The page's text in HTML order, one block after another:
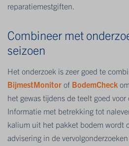
reparatiemestgiften.
Combineer met
seizoen
Het onderzoek is zeer goed te
BijmestMonitor of BodemCheck
het gewas tijdens de teelt goed voor
Informatie met betrekking tot
kalium uit het pakket bodem wordt
advisering in de